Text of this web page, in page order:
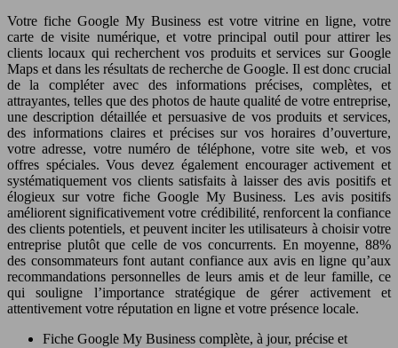
Votre fiche Google My Business est votre vitrine en ligne, votre
carte de visite numérique, et votre principal outil pour attirer les
clients locaux qui recherchent vos produits et services sur Google
Maps et dans les résultats de recherche de Google. Il est donc crucial
de la compléter avec des informations précises, complètes, et
attrayantes, telles que des photos de haute qualité de votre entreprise,
une description détaillée et persuasive de vos produits et services,
des informations claires et précises sur vos horaires d’ouverture,
votre adresse, votre numéro de téléphone, votre site web, et vos
offres spéciales. Vous devez également encourager activement et
systématiquement vos clients satisfaits à laisser des avis positifs et
élogieux sur votre fiche Google My Business. Les avis positifs
améliorent significativement votre crédibilité, renforcent la confiance
des clients potentiels, et peuvent inciter les utilisateurs à choisir votre
entreprise plutôt que celle de vos concurrents. En moyenne, 88%
des consommateurs font autant confiance aux avis en ligne qu’aux
recommandations personnelles de leurs amis et de leur famille, ce
qui souligne l’importance stratégique de gérer activement et
attentivement votre réputation en ligne et votre présence locale.
Fiche Google My Business complète, à jour, précise et